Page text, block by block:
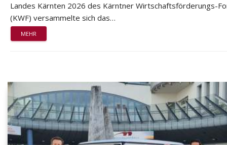
Landes Kärnten 2026 des Kärntner Wirtschaftsförderungs-
(KWF) versammelte sich das…
MEHR